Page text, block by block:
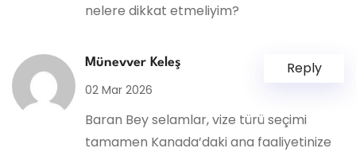
nelere dikkat etmeliyim?
Münevver Keleş
02 Mar 2026
Baran Bey selamlar, vize türü seçimi
tamamen Kanada’daki ana faaliyetinize
Reply